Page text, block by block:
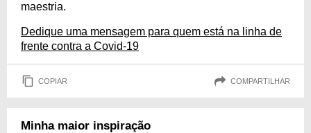
maestria.
Dedique uma mensagem para quem está na linha de
frente contra a Covid-19
COPIAR COMPARTILHAR
Minha maior inspiração